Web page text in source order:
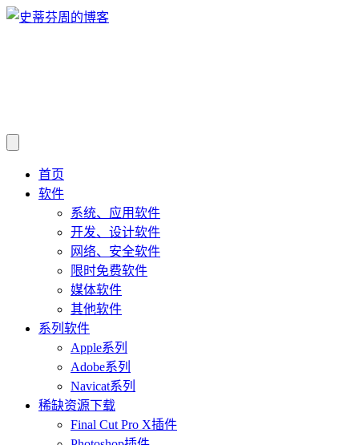
首页
软件
系统、应用软件
开发、设计软件
网络、安全软件
限时免费软件
媒体软件
其他软件
系列软件
Apple系列
Adobe系列
Navicat系列
稀缺资源下载
Final Cut Pro X插件